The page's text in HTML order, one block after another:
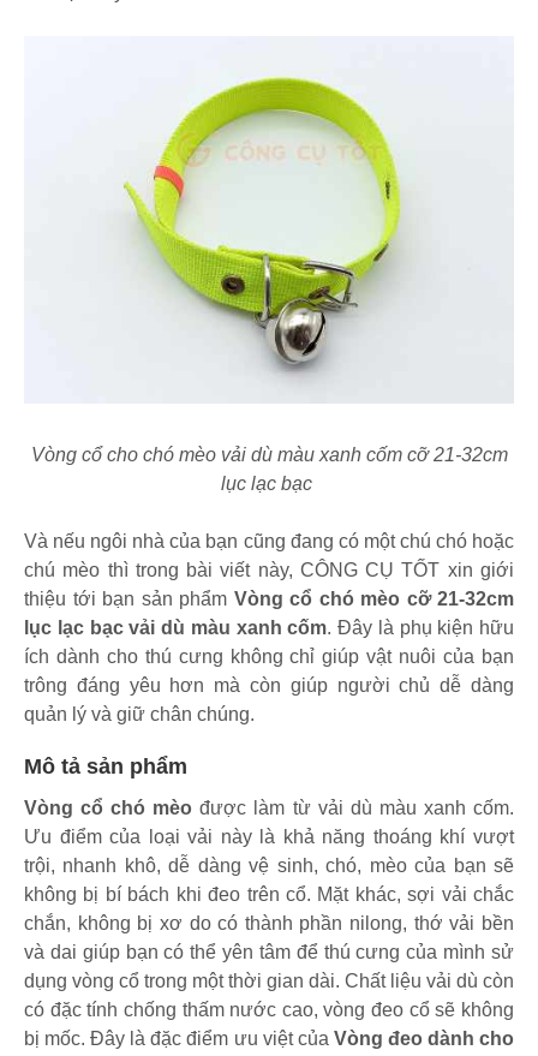
Vòng cổ cho chó mèo vải dù màu xanh cốm cỡ 21-32cm
lục lạc bạc
Và nếu ngôi nhà của bạn cũng đang có một chú chó hoặc
chú mèo thì trong bài viết này, CÔNG CỤ TỐT xin giới
thiệu tới bạn sản phẩm Vòng cổ chó mèo cỡ 21-32cm
lục lạc bạc vải dù màu xanh cốm. Đây là phụ kiện hữu
ích dành cho thú cưng không chỉ giúp vật nuôi của bạn
trông đáng yêu hơn mà còn giúp người chủ dễ dàng
quản lý và giữ chân chúng.
Mô tả sản phẩm
Vòng cổ chó mèo được làm từ vải dù màu xanh cốm.
Ưu điểm của loại vải này là khả năng thoáng khí vượt
trội, nhanh khô, dễ dàng vệ sinh, chó, mèo của bạn sẽ
không bị bí bách khi đeo trên cổ. Mặt khác, sợi vải chắc
chắn, không bị xơ do có thành phần nilong, thớ vải bền
và dai giúp bạn có thể yên tâm để thú cưng của mình sử
dụng vòng cổ trong một thời gian dài. Chất liệu vải dù còn
có đặc tính chống thấm nước cao, vòng đeo cổ sẽ không
bị mốc. Đây là đặc điểm ưu việt của Vòng đeo dành cho